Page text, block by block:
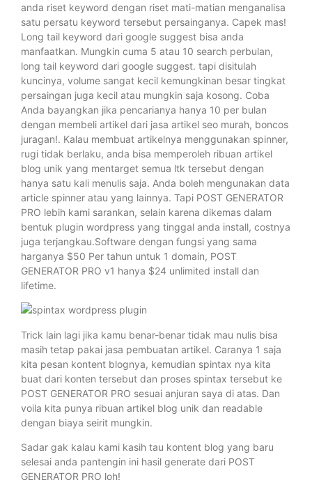
anda riset keyword dengan riset mati-matian menganalisa
satu persatu keyword tersebut persainganya. Capek mas!
Long tail keyword dari google suggest bisa anda
manfaatkan. Mungkin cuma 5 atau 10 search perbulan,
long tail keyword dari google suggest. tapi disitulah
kuncinya, volume sangat kecil kemungkinan besar tingkat
persaingan juga kecil atau mungkin saja kosong. Coba
Anda bayangkan jika pencarianya hanya 10 per bulan
dengan membeli artikel dari jasa artikel seo murah, boncos
juragan!. Kalau membuat artikelnya menggunakan spinner,
rugi tidak berlaku, anda bisa memperoleh ribuan artikel
blog unik yang mentarget semua ltk tersebut dengan
hanya satu kali menulis saja. Anda boleh mengunakan data
article spinner atau yang lainnya. Tapi POST GENERATOR
PRO lebih kami sarankan, selain karena dikemas dalam
bentuk plugin wordpress yang tinggal anda install, costnya
juga terjangkau.Software dengan fungsi yang sama
harganya $50 Per tahun untuk 1 domain, POST
GENERATOR PRO v1 hanya $24 unlimited install dan
lifetime.
Trick lain lagi jika kamu benar-benar tidak mau nulis bisa
masih tetap pakai jasa pembuatan artikel. Caranya 1 saja
kita pesan kontent blognya, kemudian spintax nya kita
buat dari konten tersebut dan proses spintax tersebut ke
POST GENERATOR PRO sesuai anjuran saya di atas. Dan
voila kita punya ribuan artikel blog unik dan readable
dengan biaya seirit mungkin.
Sadar gak kalau kami kasih tau kontent blog yang baru
selesai anda pantengin ini hasil generate dari POST
GENERATOR PRO loh!